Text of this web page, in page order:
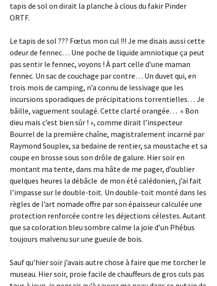
tapis de sol on dirait la planche à clous du fakir Pinder
ORTF.
Le tapis de sol ??? Fœtus mon cul !!! Je me disais aussi cette
odeur de fennec… Une poche de liquide amniotique ça peut
pas sentir le fennec, voyons ! À part celle d’une maman
fennec. Un sac de couchage par contre… Un duvet qui, en
trois mois de camping, n’a connu de lessivage que les
incursions sporadiques de précipitations torrentielles… Je
bâille, vaguement soulagé. Cette clarté orangée… « Bon
dieu mais c’est bien sûr ! », comme dirait l’inspecteur
Bourrel de la première chaîne, magistralement incarné par
Raymond Souplex, sa bedaine de rentier, sa moustache et sa
coupe en brosse sous son drôle de galure. Hier soir en
montant ma tente, dans ma hâte de me pager, d’oublier
quelques heures la débâcle de mon été calédonien, j’ai fait
l’impasse sur le double-toit. Un double-toit monté dans les
règles de l’art nomade offre par son épaisseur calculée une
protection renforcée contre les déjections célestes. Autant
que sa coloration bleu sombre calme la joie d’un Phébus
toujours malvenu sur une gueule de bois.
Sauf qu’hier soir j’avais autre chose à faire que me torcher le
museau. Hier soir, proie facile de chauffeurs de gros culs pas